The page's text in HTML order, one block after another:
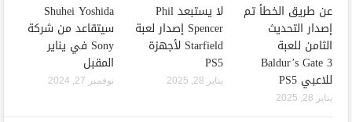
عن طريق الخطأ تم
إصدار التحديث
الثامن للعبة
Baldur’s Gate 3
للاعبي PS5
يناير 28, 2025
لا يستبعد Phil
Spencer إصدار لعبة
Starfield لأجهزة
PS5
يناير 28, 2025
Shuhei Yoshida
سيتقاعد من شركة
Sony في يناير
المقبل
نوفمبر 27, 2024